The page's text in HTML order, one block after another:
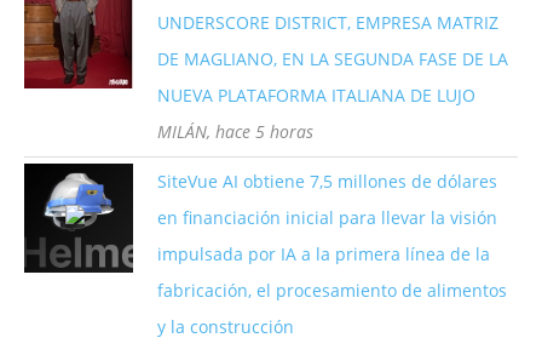
UNDERSCORE DISTRICT, EMPRESA MATRIZ
DE MAGLIANO, EN LA SEGUNDA FASE DE LA
NUEVA PLATAFORMA ITALIANA DE LUJO
MILÁN, hace 5 horas
SiteVue AI obtiene 7,5 millones de dólares
en financiación inicial para llevar la visión
impulsada por IA a la primera línea de la
fabricación, el procesamiento de alimentos
y la construcción